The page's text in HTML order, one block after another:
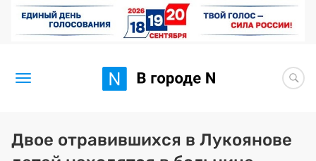
Новости
Двое отравившихся в Лукоянове